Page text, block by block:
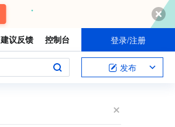
建议反馈 控制台 登录/注册
发布